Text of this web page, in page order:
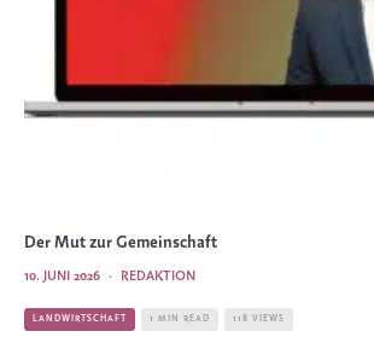
Der Mut zur Gemeinschaft
REDAKTION
·
10. JUNI 2026
LANDWIRTSCHAFT 1 MIN READ 118 VIEWS